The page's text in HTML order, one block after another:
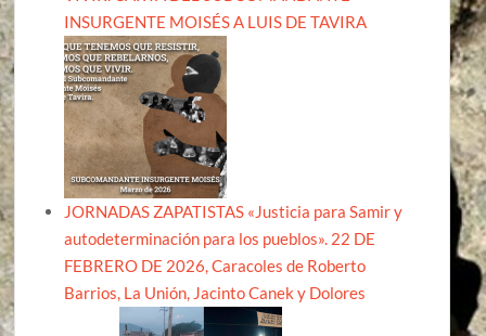
INSURGENTE MOISÉS A LUIS DE TAVIRA
JORNADAS ZAPATISTAS «Justicia para Samir y
autodeterminación para los pueblos». 22 DE
FEBRERO DE 2026, Caracoles de Roberto
Barrios, La Unión, Jacinto Canek y Dolores